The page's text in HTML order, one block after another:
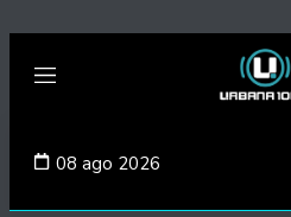
Menú
08 ago 2026